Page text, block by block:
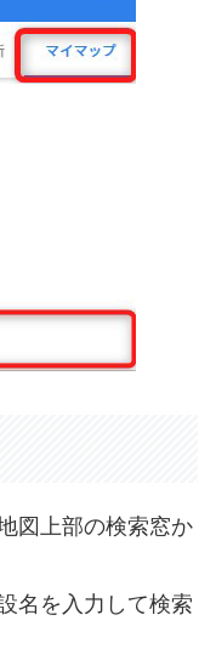
図上部の検索窓か
名を入力して検索